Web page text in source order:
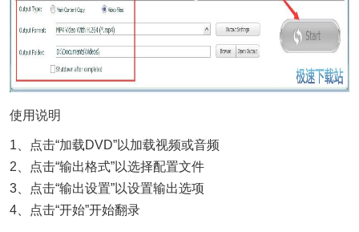
使用说明
1、点击“加载DVD”以加载视频或音频
2、点击“输出格式”以选择配置文件
3、点击“输出设置”以设置输出选项
4、点击“开始”开始翻录